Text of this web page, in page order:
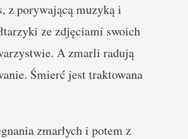
z porywającą muzyką i
ze zdjęciami swoich
A zmarli radują
Śmierć jest traktowana
zmarłych i potem z